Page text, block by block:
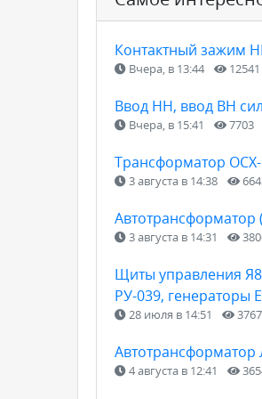
Контактный зажим
Вчера, в 13:44 12541
Ввод НН, ввод ВН
Вчера, в 15:41 7703
Трансформатор
3 августа в 14:38
Автотрансформатор
3 августа в 14:31
Щиты управления
РУ-039, генераторы
28 июля в 14:51 3767
4 августа в 12:41